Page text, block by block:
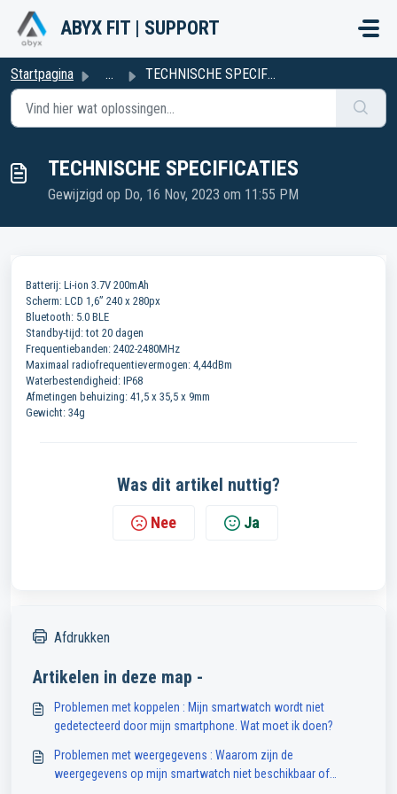
Doorgaan naar hoofdinhoud
ABYX FIT | SUPPORT
Startpagina ... TECHNISCHE SPECIFICATIES
TECHNISCHE SPECIFICATIES
Gewijzigd op Do, 16 Nov, 2023 om 11:55 PM
Batterij: Li-ion 3.7V 200mAh
Scherm: LCD 1,6” 240 x 280px
Bluetooth: 5.0 BLE
Standby-tijd: tot 20 dagen
Frequentiebanden: 2402-2480MHz
Maximaal radiofrequentievermogen: 4,44dBm
Waterbestendigheid: IP68
Afmetingen behuizing: 41,5 x 35,5 x 9mm
Gewicht: 34g
Was dit artikel nuttig?
Nee Ja
Afdrukken
Artikelen in deze map -
Problemen met koppelen : Mijn smartwatch wordt niet
gedetecteerd door mijn smartphone. Wat moet ik doen?
Problemen met weergegevens : Waarom zijn de
weergegevens op mijn smartwatch niet beschikbaar of